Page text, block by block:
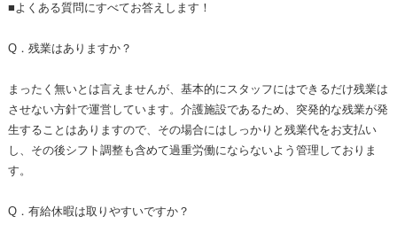
■よくある質問にすべてお答えします！
Q．残業はありますか？
まったく無いとは言えませんが、基本的にスタッフにはできるだけ残業は
させない方針で運営しています。介護施設であるため、突発的な残業が発
生することはありますので、その場合にはしっかりと残業代をお支払い
し、その後シフト調整も含めて過重労働にならないよう管理しておりま
す。
Q．有給休暇は取りやすいですか？